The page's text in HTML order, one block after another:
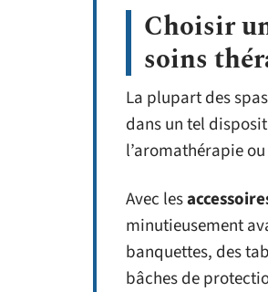
Choisir
soins
La plupart des
dans un tel
l’aromathérapie
Avec les
minutieusement
banquettes, des
bâches de